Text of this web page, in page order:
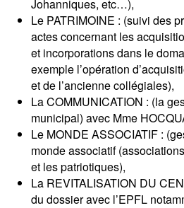
Johanniques, etc…),
Le PATRIMOINE : (suivi des
actes concernant les
et incorporations dans le
exemple l’opération
et de l’ancienne collégiales),
La COMMUNICATION : (la
municipal) avec Mme
Le MONDE ASSOCIATIF :
monde associatif
et les patriotiques),
La REVITALISATION DU
du dossier avec l’EPFL